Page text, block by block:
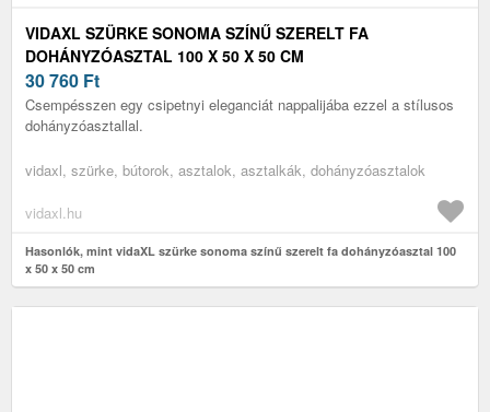
VIDAXL SZÜRKE SONOMA SZÍNŰ SZERELT FA
DOHÁNYZÓASZTAL 100 X 50 X 50 CM
30 760 Ft
Csempésszen egy csipetnyi eleganciát nappalijába ezzel a stílusos
dohányzóasztallal.
vidaxl, szürke, bútorok, asztalok, asztalkák, dohányzóasztalok
vidaxl.hu
Hasonlók, mint vidaXL szürke sonoma színű szerelt fa dohányzóasztal 100
x 50 x 50 cm